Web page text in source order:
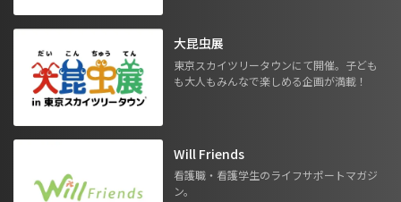
大昆虫展
東京スカイツリータウンにて開催。子ども
も大人もみんなで楽しめる企画が満載！
Will Friends
看護職・看護学生のライフサポートマガジ
ン。